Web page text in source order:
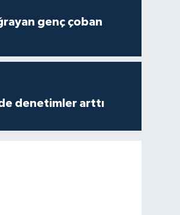
genç çoban
denetimler arttı